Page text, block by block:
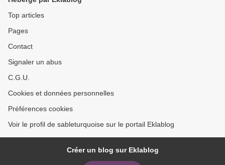
Top articles
Pages
Contact
Signaler un abus
C.G.U.
Cookies et données personnelles
Préférences cookies
Voir le profil de sableturquoise sur le portail Eklablog
Créer un blog sur Eklablog